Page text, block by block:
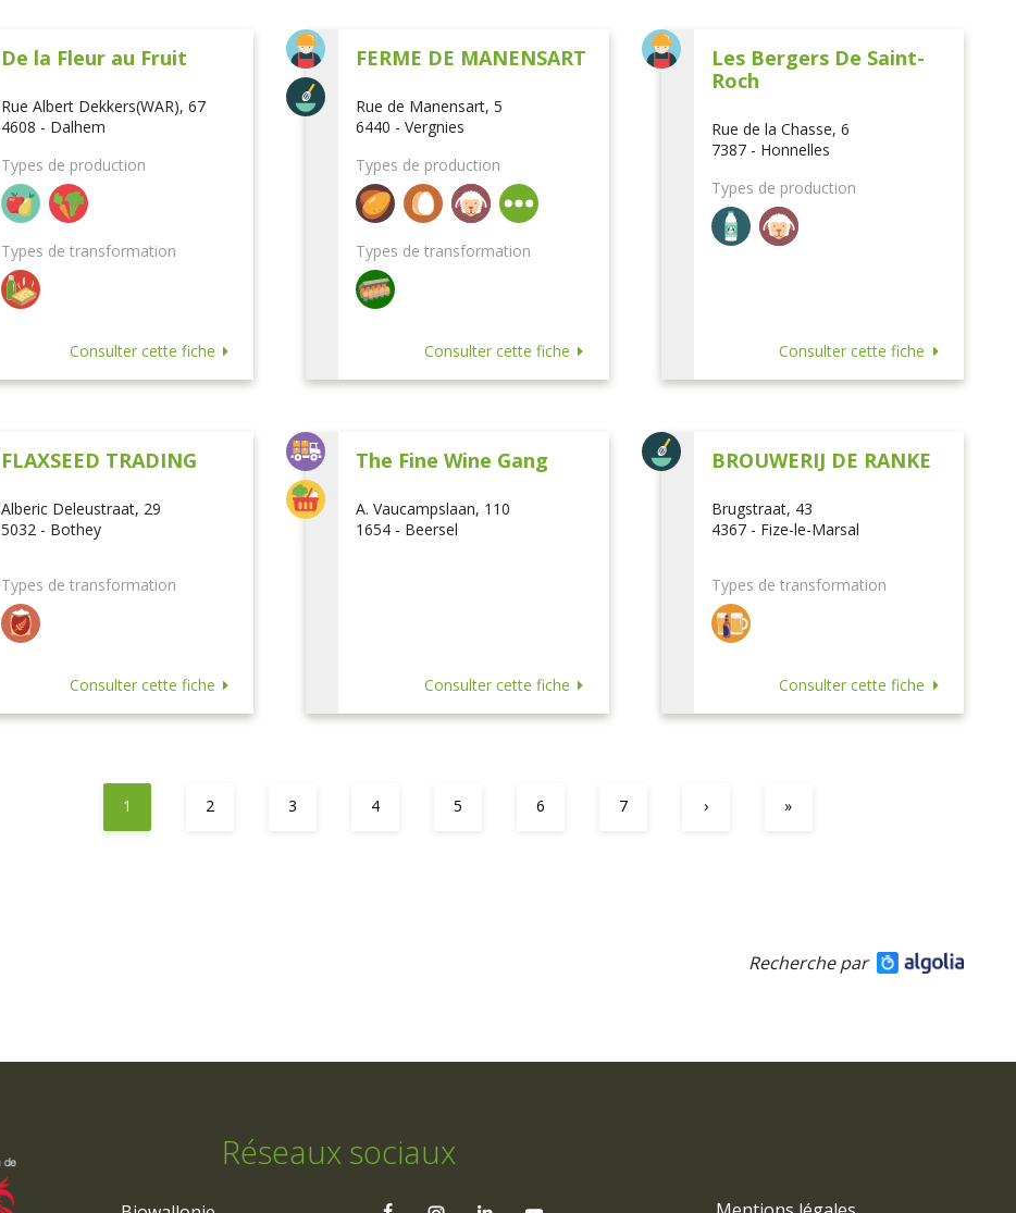
De la Fleur au Fruit
Rue Albert Dekkers(WAR), 67
4608 - Dalhem
Types de production
Types de transformation
Consulter cette fiche
FERME DE MANENSART
Rue de Manensart, 5
6440 - Vergnies
Types de production
Types de transformation
Consulter cette fiche
Les Bergers De Saint-
Roch
Rue de la Chasse, 6
7387 - Honnelles
Types de production
Consulter cette fiche
FLAXSEED TRADING
Alberic Deleustraat, 29
5032 - Bothey
Types de transformation
Consulter cette fiche
The Fine Wine Gang
A. Vaucampslaan, 110
1654 - Beersel
Consulter cette fiche
BROUWERIJ DE RANKE
Brugstraat, 43
4367 - Fize-le-Marsal
Types de transformation
Consulter cette fiche
1 2 3 4 5 6 7 › »
Recherche par
Réseaux sociaux